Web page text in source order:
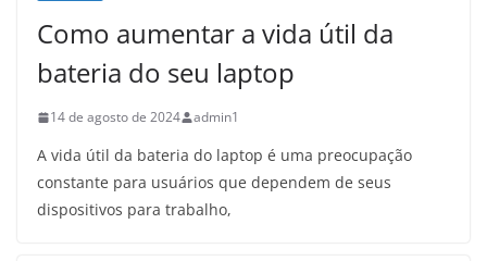
Como aumentar a vida útil da
bateria do seu laptop
14 de agosto de 2024 admin1
A vida útil da bateria do laptop é uma preocupação
constante para usuários que dependem de seus
dispositivos para trabalho,